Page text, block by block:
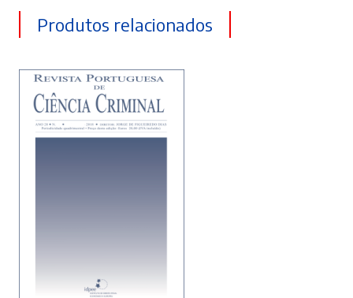
Produtos relacionados